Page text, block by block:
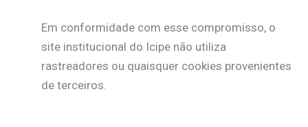
Em conformidade com esse compromisso, o
site institucional do Icipe não utiliza
rastreadores ou quaisquer cookies provenientes
de terceiros.